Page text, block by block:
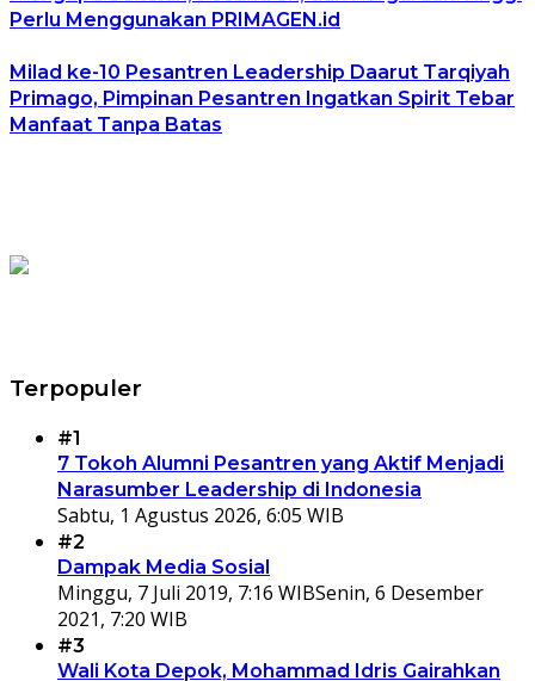
Perlu Menggunakan PRIMAGEN.id
Milad ke-10 Pesantren Leadership Daarut Tarqiyah
Primago, Pimpinan Pesantren Ingatkan Spirit Tebar
Manfaat Tanpa Batas
Terpopuler
#1
7 Tokoh Alumni Pesantren yang Aktif Menjadi
Narasumber Leadership di Indonesia
Sabtu, 1 Agustus 2026, 6:05 WIB
#2
Dampak Media Sosial
Minggu, 7 Juli 2019, 7:16 WIBSenin, 6 Desember
2021, 7:20 WIB
#3
Wali Kota Depok, Mohammad Idris Gairahkan